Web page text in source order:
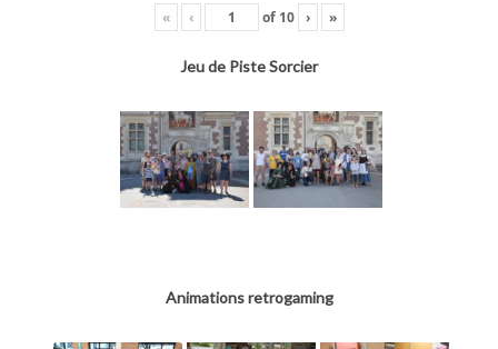
« ‹ of 10 › »
Jeu de Piste Sorcier
Animations retrogaming